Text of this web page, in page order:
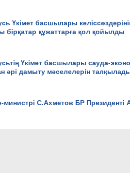
Үкімет басшылары
бірқатар құжаттарға қол қойылды
Үкімет басшылары сауда-
әрі дамыту мәселелерін
министрі С.Ахметов БР Президенті